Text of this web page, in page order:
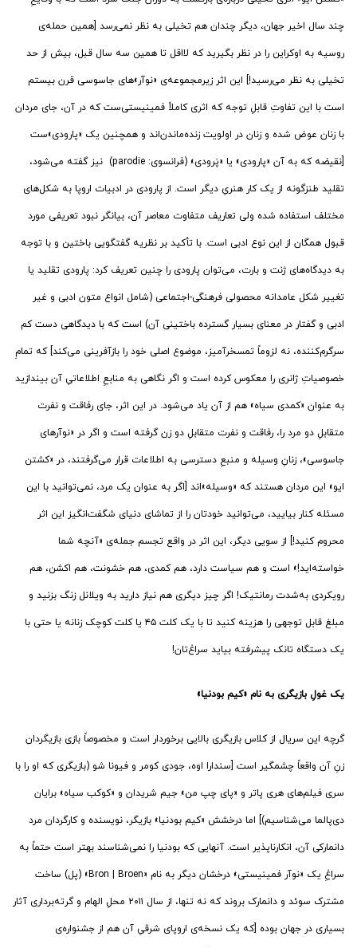
چند سال اخیر جهان، دیگر چندان هم تخیلی به نظر نمی‌رسد [همین حمله‌ی
روسیه به اوکراین را در نظر بگیرید که لااقل تا همین سه سال قبل، بیش از حد
تخیلی به نظر می‌رسید!] این اثر زیرمجموعه‌ی «نوآر»های جاسوسی قرن بیستم
است با این تفاوتِ قابلِ توجه که اثری کاملاً فمینیستی‌ست که در آن، جای مردان
با زنان عوض شده و زنان در اولویت زنده‌ماندن‌اند و همچنین یک «پارودی»ست
[نقیضه که به آن «پارودی» یا «پَرودی» (فرانسوی: parodie‎) نیز گفته می‌شود،
تقلید طنزگونه از یک کار هنریِ دیگر است. از پارودی در ادبیات اروپا به شکل‌های
مختلف استفاده شده ولی تعاریف متفاوت معاصر آن، بیانگر نبود تعریفی مورد
قبول همگان از این نوع ادبی است. با تأکید بر نظریه گفتگویی باختین و با توجه
به دیدگاه‌های ژنت و بارت، می‌توان پارودی را چنین تعریف کرد: پارودی تقلید یا
تغییر شکل عامدانه محصولی فرهنگی-اجتماعی (شامل انواع متون ادبی و غیر
ادبی و گفتار در معنای بسیار گسترده باختینی آن) است که با دیدگاهی دست کم
سرگرم‌کننده، نه لزوماً تمسخرآمیز، موضوع اصلی خود را بازآفرینی می‌کند] که تمامِ
خصوصیاتِ ژانری را معکوس کرده است و اگر نگاهی به منابعِ اطلاعاتیِ آن بیندازید
به عنوان «کمدی سیاه» هم از آن یاد می‌شود. در این اثر، جای رفاقت و نفرت
متقابلِ دو مرد را، رفاقت و نفرت متقابلِ دو زن گرفته است و اگر در «نوآرهای
جاسوسی»، زنانِ وسیله و منبعِ دسترسی به اطلاعات قرار می‌گرفتند، در «کشتن
ایو» این مردان هستند که «وسیله»اند [اگر به عنوان یک مرد، نمی‌توانید با این
مسئله کنار بیایید، می‌توانید خودتان را از تماشای دنیای شگفت‌انگیز این اثر
محروم کنید!] از سویی دیگر، این اثر در واقع تجسم جمله‌ی «آنچه شما
خواسته‌اید!» است و هم سیاست دارد، هم کمدی، هم خشونت، هم اکشن، هم
رویکردی به‌شدت رمانتیک! اگر چیز دیگری هم نیاز دارید به ویلانل زنگ بزنید و
مبلغ قابل توجهی را هزینه کنید تا با یک کلت ۴۵ یا کلت کوچک زنانه یا حتی با
یک دستگاه تانک پیشرفته بیاید سراغ‌تان!
یک غولِ بازیگری به نام «کیم بودنیا»
گرچه این سریال از کلاس بازیگری بالایی برخوردار است و مخصوصاً بازی بازیگردان
زنِ آن واقعاً چشمگیر است [سندارا اوه، جودی کومر و فیونا شو (بازیگری که او را با
سری فیلم‌های هری پاتر و «پای چپ من» جیم شریدان و «کوکب سیاه» برایان
دی‌پالما می‌شناسیم)] اما درخشش «کیم بودنیا» بازیگر، نویسنده و کارگردان مرد
دانمارکی آن، انکارناپذیر است. آنهایی که بودنیا را نمی‌شناسند بهتر است حتماً به
سراغِ یک «نوآر فمینیستی» درخشان دیگر به نام «Bron | Broen» (پل) ساخت
مشترک سوئد و دانمارک بروند که نه تنها، از سال ۲۰۱۱ محلِ الهام و گرته‌برداری آثار
بسیاری در جهان بوده [که یک نسخه‌ی اروپای شرقیِ آن هم از جشنواره‌ی